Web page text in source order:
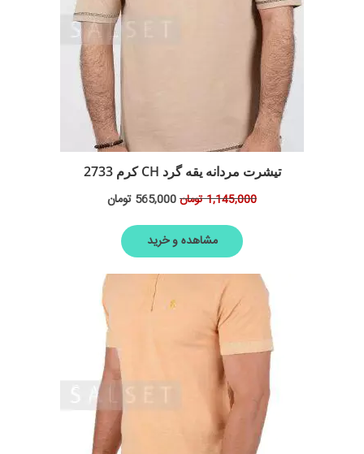
تیشرت مردانه یقه گرد CH کرم 2733
1,145,000تومان565,000 تومان
مشاهده و خرید